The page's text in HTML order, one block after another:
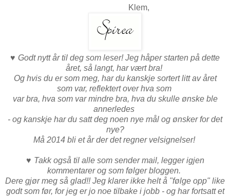
Klem,
♥ Godt nytt år til deg som leser! Jeg håper starten på dette
året, så langt, har vært bra!
Og hvis du er som meg, har du kanskje sortert litt av året
som var, reflektert over hva som
var bra, hva som var mindre bra, hva du skulle ønske ble
annerledes
- og kanskje har du satt deg noen nye mål og ønsker for det
nye?
Må 2014 bli et år der det regner velsignelser!
♥ Takk også til alle som sender mail, legger igjen
kommentarer og som følger bloggen.
Dere gjør meg så glad!! Jeg klarer ikke helt å "følge opp" like
godt som før, for jeg er jo noe tilbake i jobb - og har fortsatt et